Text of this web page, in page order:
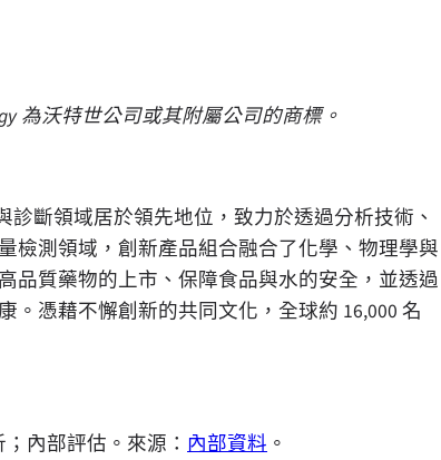
為沃特世公司或其附屬公司的商標。
診斷領域居於領先地位，致力於透過分析技術、
檢測領域，創新產品組合融合了化學、物理學與
品質藥物的上市、保障食品與水的安全，並透過
憑藉不懈創新的共同文化，全球約 16,000 名
；內部評估。來源： 內部資料 。